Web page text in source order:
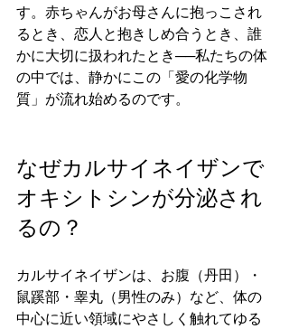
す。赤ちゃんがお母さんに抱っこされ
るとき、恋人と抱きしめ合うとき、誰
かに大切に扱われたとき──私たちの体
の中では、静かにこの「愛の化学物
質」が流れ始めるのです。
なぜカルサイネイザンで
オキシトシンが分泌され
るの？
カルサイネイザンは、お腹（丹田）・
鼠蹊部・睾丸（男性のみ）など、体の
中心に近い領域にやさしく触れてゆる